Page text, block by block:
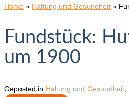
Home » Haltung und Gesundheit »
Fundstück:
um 1900
Geposted in Haltung und Gesundheit